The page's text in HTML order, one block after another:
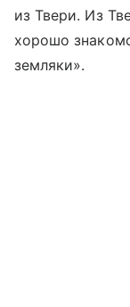
из Твери. Из
хорошо
земляки».